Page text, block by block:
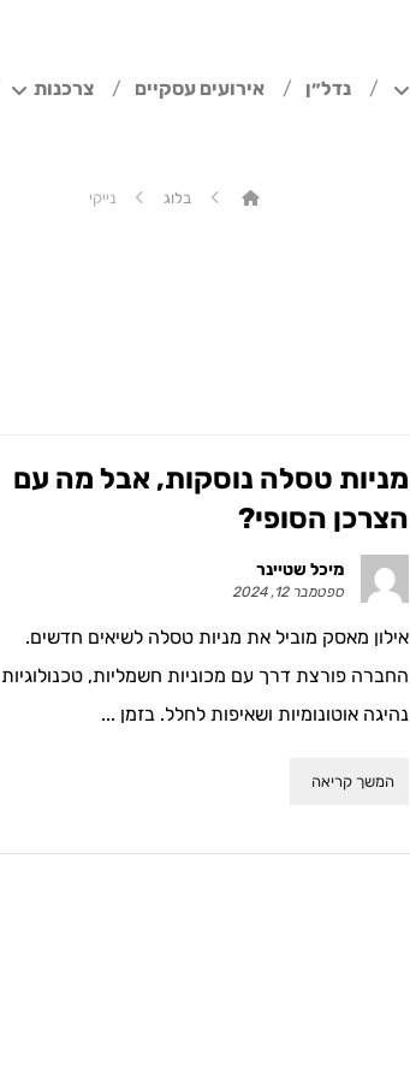
נדל״ן אירועים עסקיים צרכנות
בלוג נייקי
מניות טסלה נוסקות, אבל מה עם
הצרכן הסופי?
מיכל שטיינר
ספטמבר 12, 2024
אילון מאסק מוביל את מניות טסלה לשיאים חדשים.
החברה פורצת דרך עם מכוניות חשמליות, טכנולוגיות
נהיגה אוטונומיות ושאיפות לחלל. בזמן ...
המשך קריאה